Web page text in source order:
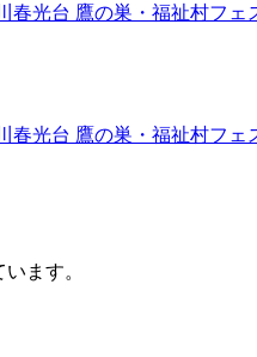
春光台 鷹の巣・福祉村フ
春光台 鷹の巣・福祉村フ
ます。